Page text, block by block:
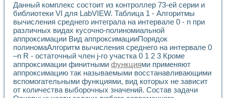
Стенд для исследования электрических переходных
Автоматизация контроля сварных швов на базе
Измерительный контроль с применением
Моделирование надежности и эффективности систем
Лабораторные практикумы и учебные стенды
Автоматизация лабораторного стенда по измерению
Автоматизированные лабораторные комплексы для
Виртуальный прибор для исследования нелинейных
Использование виртуальных приборов в процесе
Использование программ ELECTRONICS WORKBENCH-
Данный комплекс состоит из контроллер 73-ей серии и
библиотеки VI для LabVIEW. Таблица 1 - Алгоритмы
вычисления среднего интеграла на интервале 0 - n при
различных видах кусочно-полиномиальной
аппроксимации Вид аппроксимацииПорядок
полиномаАлгоритм вычисления среднего на интервале 0
–n R - остаточный член j-го участка 0 1 2 3 Кроме
аппроксимации финитными функциями применяют
аппроксимацию так называемыми восстанавливающими
вспомогательными функциями, вид которых не зависит
от количества выборочных значений. Состав задачи